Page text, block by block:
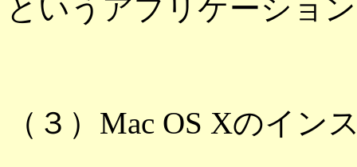
というアプリケーショ
（３）Mac OS Xのイン